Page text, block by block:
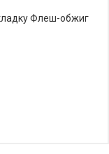
Флеш-обжиг